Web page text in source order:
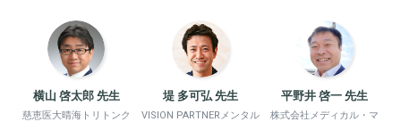
横山 啓太郎 先生
慈恵医大晴海トリトンク
堤 多可弘 先生
VISION PARTNERメンタル
平野井 啓一 先生
株式会社メディカル・マ